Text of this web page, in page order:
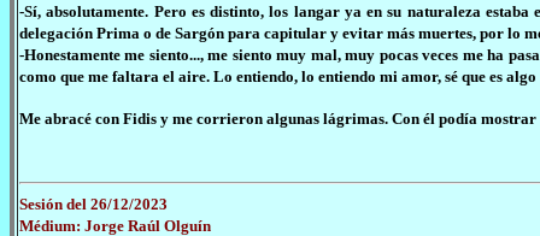
-Sí, absolutamente. Pero es distinto, los langar ya en su naturaleza
delegación Prima o de Sargón para capitular y evitar más muertes, por lo
-Honestamente me siento..., me siento muy mal, muy pocas veces me ha
como que me faltara el aire. Lo entiendo, lo entiendo mi amor, sé que es
Me abracé con Fidis y me corrieron algunas lágrimas. Con él podía
Sesión del 26/12/2023
Médium: Jorge Raúl Olguín